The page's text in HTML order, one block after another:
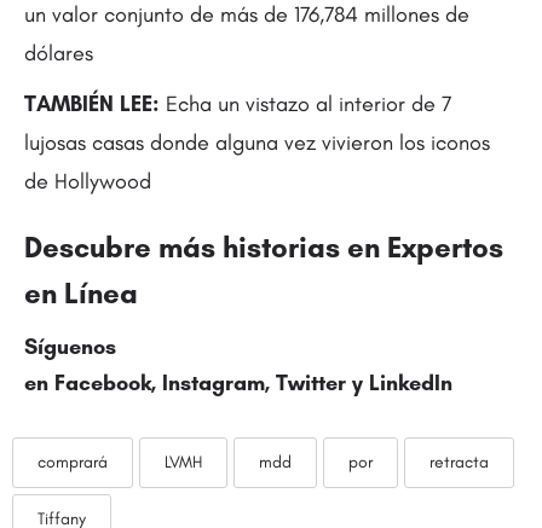
un valor conjunto de más de 176,784 millones de
dólares
TAMBIÉN LEE: Echa un vistazo al interior de 7
lujosas casas donde alguna vez vivieron los iconos
de Hollywood
Descubre más historias en Expertos
en Línea
Síguenos
en Facebook, Instagram, Twitter y LinkedIn
comprará LVMH mdd por retracta
Tiffany